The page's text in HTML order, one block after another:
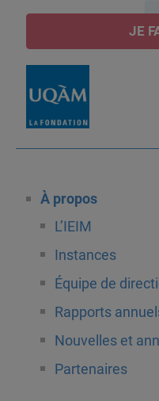
JE
À propos
L’IEIM
Instances
Équipe de
Rapports
Nouvelles et
Partenaires